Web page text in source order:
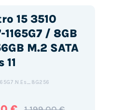
15 3510
1165G7 / 8GB
M.2 SATA